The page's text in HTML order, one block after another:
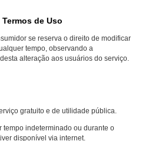
de Uso
se reserva o direito de modificar
tempo, observando a
alteração aos usuários do serviço.
gratuito e de utilidade pública.
tempo indeterminado ou durante o
disponível via internet.